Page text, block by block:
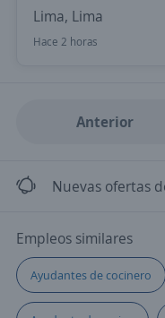
Lima, Lima
Hace 2 horas
Anterior
Nuevas ofertas
Empleos similares
Ayudantes de cocinero